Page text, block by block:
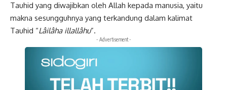
Tauhid yang diwajibkan oleh Allah kepada manusia, yaitu
makna sesungguhnya yang terkandung dalam kalimat
Tauhid “Lâilâha illallâhu”.
- Advertisement -